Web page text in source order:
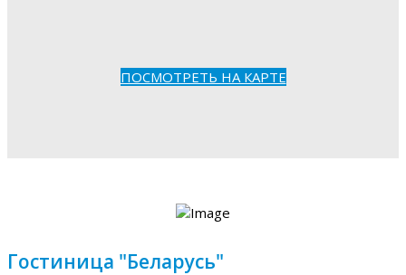
ПОСМОТРЕТЬ НА КАРТЕ
Гостиница "Беларусь"